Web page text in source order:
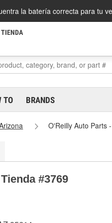
la batería correcta para tu
TIENDA
TO BRANDS
O'Reilly Auto Parts
#3769